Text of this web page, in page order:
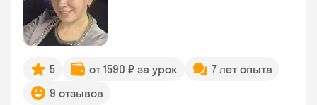
5 от 1590 ₽ за урок
7 лет опыта
9 отзывов